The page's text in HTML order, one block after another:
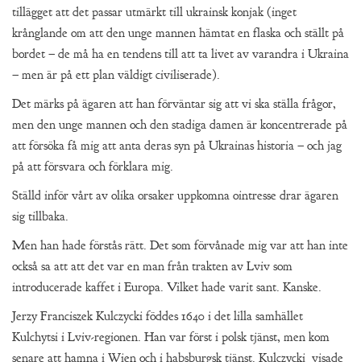
tillägget att det passar utmärkt till ukrainsk konjak (inget
krånglande om att den unge mannen hämtat en flaska och ställt på
bordet – de må ha en tendens till att ta livet av varandra i Ukraina
– men är på ett plan väldigt civiliserade).
Det märks på ägaren att han förväntar sig att vi ska ställa frågor,
men den unge mannen och den stadiga damen är koncentrerade på
att försöka få mig att anta deras syn på Ukrainas historia – och jag
på att försvara och förklara mig.
Ställd inför vårt av olika orsaker uppkomna ointresse drar ägaren
sig tillbaka.
Men han hade förstås rätt. Det som förvånade mig var att han inte
också sa att att det var en man från trakten av Lviv som
introducerade kaffet i Europa. Vilket hade varit sant. Kanske.
Jerzy Franciszek Kulczycki föddes 1640 i det lilla samhället
Kulchytsi i Lviv-regionen. Han var först i polsk tjänst, men kom
senare att hamna i Wien och i habsburgsk tjänst. Kulczycki visade